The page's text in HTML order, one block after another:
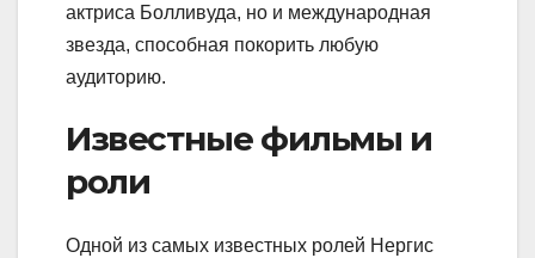
актриса Болливуда, но и международная
звезда, способная покорить любую
аудиторию.
Известные фильмы и
роли
Одной из самых известных ролей Нергис